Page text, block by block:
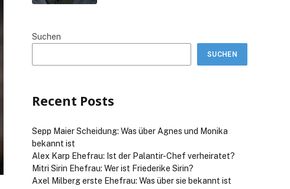
Suchen
SUCHEN
Recent Posts
Sepp Maier Scheidung: Was über Agnes und Monika
bekannt ist
Alex Karp Ehefrau: Ist der Palantir-Chef verheiratet?
Mitri Sirin Ehefrau: Wer ist Friederike Sirin?
Axel Milberg erste Ehefrau: Was über sie bekannt ist